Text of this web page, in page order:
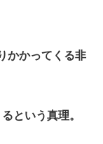
かかってくる非
という真理。